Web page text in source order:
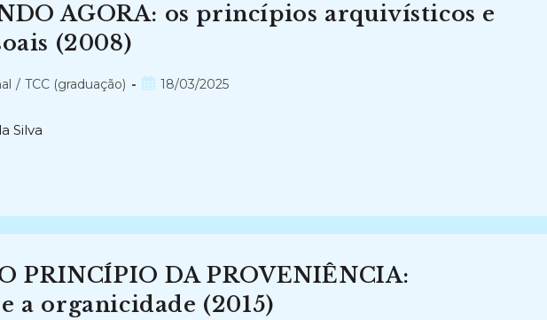
AGORA: os princípios arquivísticos e
(2008)
/ TCC (graduação)
Post18/03/2025
Silva
PRINCÍPIO DA PROVENIÊNCIA:
a organicidade (2015)